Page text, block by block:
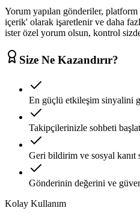
Yorum yapılan gönderiler, platform
içerik' olarak işaretlenir ve daha
ister özel yorum olsun, kontrol
Size Ne Kazandırır?
En güçlü etkileşim sinyalini
Takipçilerinizle sohbeti
Geri bildirim ve sosyal kanıt
Gönderinin değerini ve
Kolay Kullanım